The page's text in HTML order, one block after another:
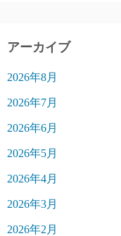
アーカイブ
2026年8月
2026年7月
2026年6月
2026年5月
2026年4月
2026年3月
2026年2月